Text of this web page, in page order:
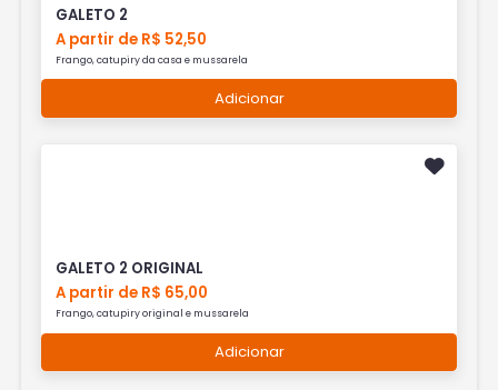
GALETO 2
A partir de R$ 52,50
Frango, catupiry da casa e mussarela
Adicionar
GALETO 2 ORIGINAL
A partir de R$ 65,00
Frango, catupiry original e mussarela
Adicionar